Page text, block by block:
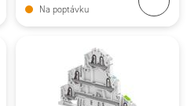
Na poptávku